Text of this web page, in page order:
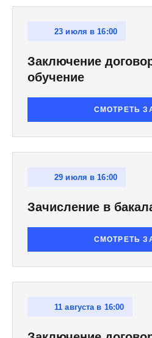
23 июля в 16:00
Заключение
обучение
СМОТРЕТЬ
29 июля в 16:00
Зачисление в
СМОТРЕТЬ
11 августа в 16:00